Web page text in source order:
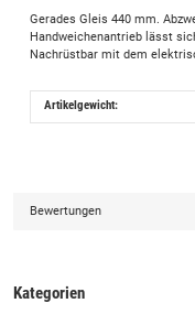
Gerades Gleis 440 mm.
Handweichenantrieb lässt
Nachrüstbar mit dem
Artikelgewicht:
Bewertungen
Kategorien